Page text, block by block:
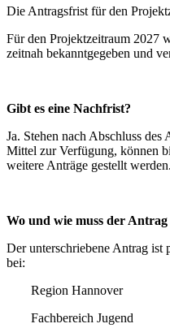
Die Antragsfrist für den
Für den Projektzeitraum 2027
zeitnah bekanntgegeben und
Gibt es eine Nachfrist?
Ja. Stehen nach Abschluss
Mittel zur Verfügung, können
weitere Anträge gestellt werden.
Wo und wie muss der
Der unterschriebene Antrag ist
bei:
Region Hannover
Fachbereich Jugend